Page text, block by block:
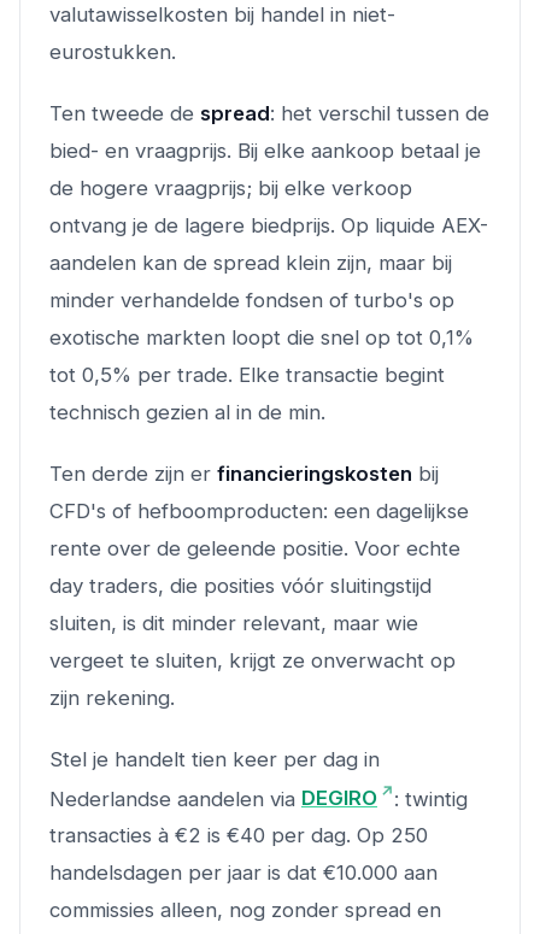
valutawisselkosten bij handel in niet-
eurostukken.
Ten tweede de spread: het verschil tussen de
bied- en vraagprijs. Bij elke aankoop betaal je
de hogere vraagprijs; bij elke verkoop
ontvang je de lagere biedprijs. Op liquide AEX-
aandelen kan de spread klein zijn, maar bij
minder verhandelde fondsen of turbo's op
exotische markten loopt die snel op tot 0,1%
tot 0,5% per trade. Elke transactie begint
technisch gezien al in de min.
Ten derde zijn er financieringskosten bij
CFD's of hefboomproducten: een dagelijkse
rente over de geleende positie. Voor echte
day traders, die posities vóór sluitingstijd
sluiten, is dit minder relevant, maar wie
vergeet te sluiten, krijgt ze onverwacht op
zijn rekening.
Stel je handelt tien keer per dag in
Nederlandse aandelen via DEGIRO
: twintig
transacties à €2 is €40 per dag. Op 250
handelsdagen per jaar is dat €10.000 aan
commissies alleen, nog zonder spread en